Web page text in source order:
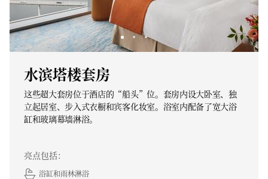
水滨塔楼套房
这些超大套房位于酒店的“船头”位。套房内设大卧室、独
立起居室、步入式衣橱和宾客化妆室。浴室内配备了宽大浴
缸和玻璃幕墙淋浴。
亮点包括：
浴缸和雨林淋浴